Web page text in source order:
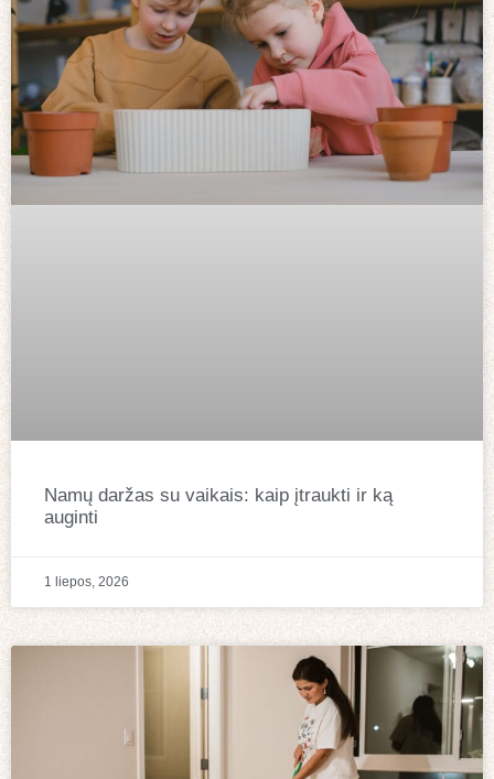
Namų daržas su vaikais: kaip įtraukti ir ką
auginti
1 liepos, 2026